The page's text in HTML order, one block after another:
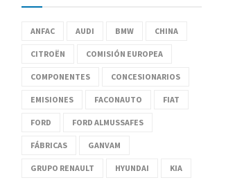
ANFAC AUDI BMW CHINA
CITROËN COMISIÓN EUROPEA
COMPONENTES CONCESIONARIOS
EMISIONES FACONAUTO FIAT
FORD FORD ALMUSSAFES
FÁBRICAS GANVAM
GRUPO RENAULT HYUNDAI KIA